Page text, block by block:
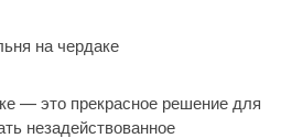
— это прекрасное решение для
незадействованное